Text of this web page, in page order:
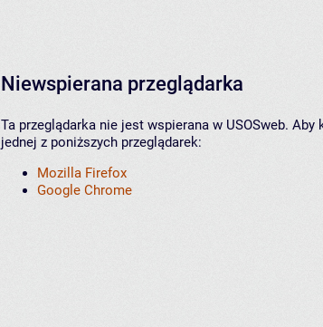
Niewspierana przeglądarka
Ta przeglądarka nie jest wspierana w USOSweb.
jednej z poniższych przeglądarek:
Mozilla Firefox
Google Chrome